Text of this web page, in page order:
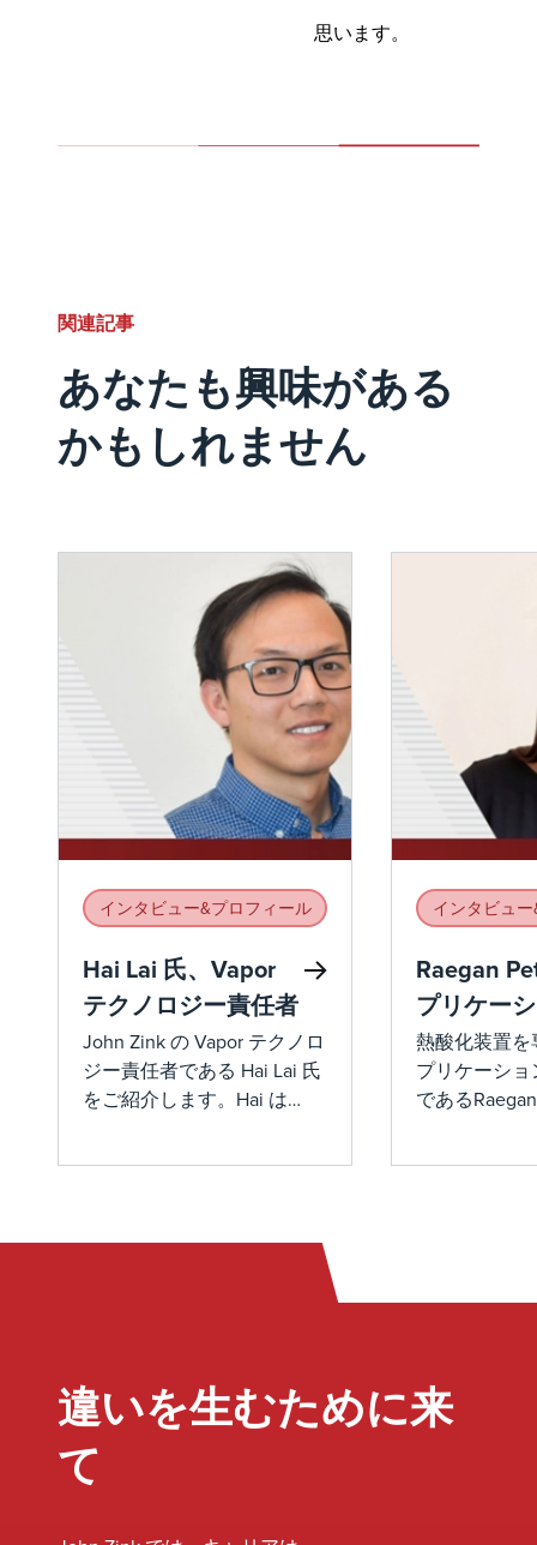
思います。
関連記事
あなたも興味がある
かもしれません
インタビュー&プロフィール
Hai Lai 氏、Vapor
テクノロジー責任者
John Zink の Vapor テクノロ
ジー責任者である Hai Lai 氏
をご紹介します。Hai は
験を求めました。長年にわ
任者になりました。ジョ
ン・ジンクでの彼の旅は、
継続的な学習、指導、そし
てNOxSTAR™低NOx燃焼器技
インタビュ
Raegan
プリケー
ジニア
熱酸化装置
プリケーシ
である
神と卓越性
タマイズさ
ョンを見つ
違いを生むために来
て